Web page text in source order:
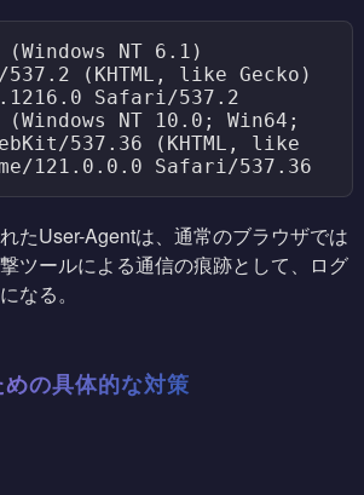
NT 6.1)
537.2 (KHTML, like Gecko)
Safari/537.2
NT 10.0; Win64;
537.36 (KHTML, like
121.0.0.0 Safari/537.36
たUser-Agentは、通常のブラウザでは
ツールによる通信の痕跡として、ログ
なる。
の具体的な対策